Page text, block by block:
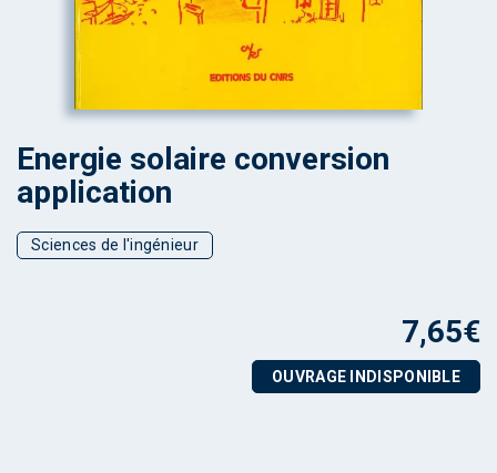
Energie solaire conversion
application
Sciences de l'ingénieur
7,65€
OUVRAGE INDISPONIBLE